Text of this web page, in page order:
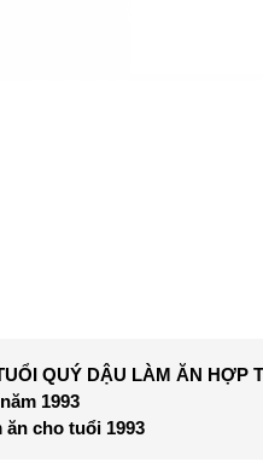
QUÝ DẬU LÀM ĂN HỢP
1993
cho tuổi 1993